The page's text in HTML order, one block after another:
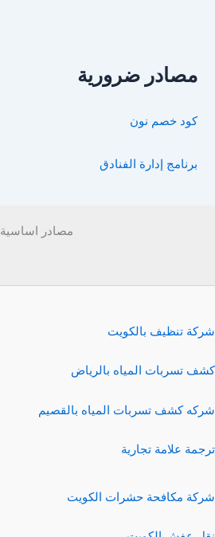
مصادر ضرورية
كود خصم نون
برنامج إدارة الفنادق
مصادر اساسية
شركة تنظيف بالكويت
كشف تسربات المياه بالرياض
شركه كشف تسربات المياه بالقصيم
ترجمة علامة تجارية
شركة مكافحة حشرات الكويت